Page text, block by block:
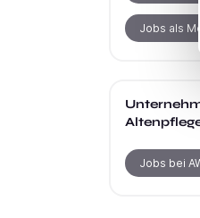
Jobs als